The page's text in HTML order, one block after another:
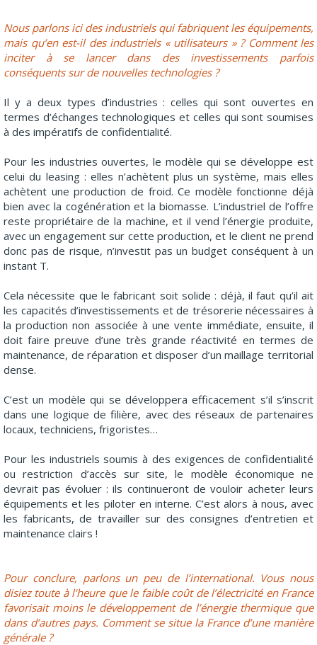
Nous parlons ici des industriels qui fabriquent les équipements,
mais qu’en est-il des industriels « utilisateurs » ? Comment les
inciter à se lancer dans des investissements parfois
conséquents sur de nouvelles technologies ?
Il y a deux types d’industries : celles qui sont ouvertes en
termes d’échanges technologiques et celles qui sont soumises
à des impératifs de confidentialité.
Pour les industries ouvertes, le modèle qui se développe est
celui du leasing : elles n’achètent plus un système, mais elles
achètent une production de froid. Ce modèle fonctionne déjà
bien avec la cogénération et la biomasse. L’industriel de l’offre
reste propriétaire de la machine, et il vend l’énergie produite,
avec un engagement sur cette production, et le client ne prend
donc pas de risque, n’investit pas un budget conséquent à un
instant T.
Cela nécessite que le fabricant soit solide : déjà, il faut qu’il ait
les capacités d’investissements et de trésorerie nécessaires à
la production non associée à une vente immédiate, ensuite, il
doit faire preuve d’une très grande réactivité en termes de
maintenance, de réparation et disposer d’un maillage territorial
dense.
C’est un modèle qui se développera efficacement s’il s’inscrit
dans une logique de filière, avec des réseaux de partenaires
locaux, techniciens, frigoristes…
Pour les industriels soumis à des exigences de confidentialité
ou restriction d’accès sur site, le modèle économique ne
devrait pas évoluer : ils continueront de vouloir acheter leurs
équipements et les piloter en interne. C’est alors à nous, avec
les fabricants, de travailler sur des consignes d’entretien et
maintenance clairs !
Pour conclure, parlons un peu de l’international. Vous nous
disiez toute à l’heure que le faible coût de l’électricité en France
favorisait moins le développement de l’énergie thermique que
dans d’autres pays. Comment se situe la France d’une manière
générale ?